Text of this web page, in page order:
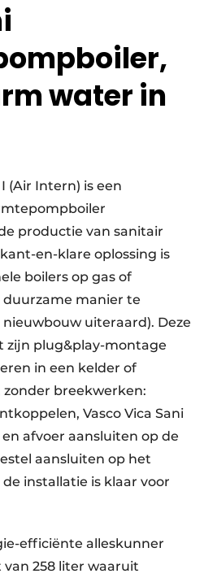
water in
(Air Intern) is een
productie van sanitair
en-klare oplossing is
boilers op gas of
manier te
uiteraard). Deze
zijn plug&play-montage
in een kelder of
breekwerken:
Vasco Vica Sani
afvoer aansluiten op de
aansluiten op het
installatie is klaar voor
efficiënte alleskunner
258 liter waaruit